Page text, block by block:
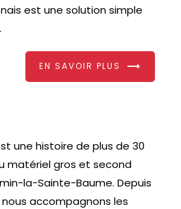
est une solution simple
EN SAVOIR PLUS
une histoire de plus de 30
matériel gros et second
la-Sainte-Baume. Depuis
accompagnons les